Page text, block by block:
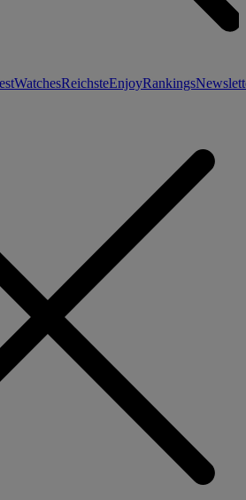
WatchesReichsteEnjoyRankings